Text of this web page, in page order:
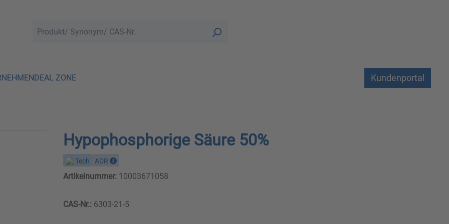
DEAL ZONE Kundenportal
Hypophosphorige Säure 50%
Tech ADR
Artikelnummer:10003671058
CAS-Nr.:6303-21-5